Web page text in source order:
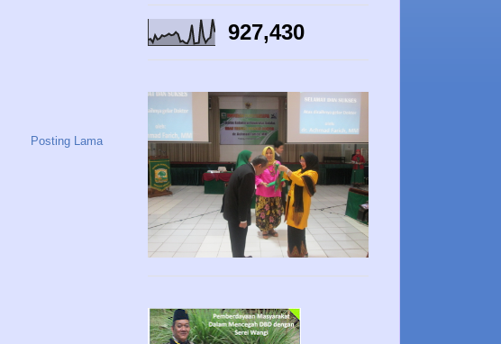
Posting Lama
927,430